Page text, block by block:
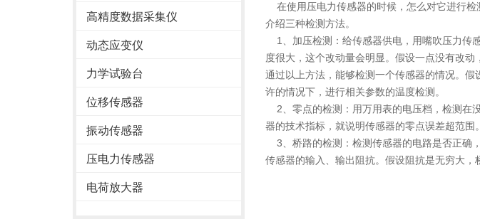
高精度数据采集仪
动态应变仪
力学试验台
位移传感器
振动传感器
压电力传感器
电荷放大器
在使用压电力传感器的时候，怎么对它进行检
介绍三种检测方法。
1、加压检测：给传感器供电，用嘴吹压力传
度很大，这个改动量会明显。假设一点没有改动
通过以上方法，能够检测一个传感器的情况。
许的情况下，进行相关参数的温度检测。
2、零点的检测：用万用表的电压档，检测在
器的技术指标，就说明传感器的零点误差超范围。
3、桥路的检测：检测传感器的电路是否正确
传感器的输入、输出阻抗。假设阻抗是无穷大，